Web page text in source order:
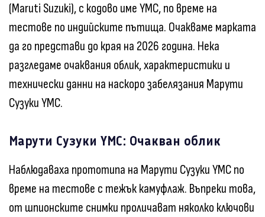
(Maruti Suzuki), с кодово име YMC, по време на
тестове по индийските пътища. Очакваме марката
да го представи до края на 2026 година. Нека
разгледаме очаквания облик, характеристики и
технически данни на наскоро забелязания Марути
Сузуки YMC.
Марути Сузуки YMC: Очакван облик
Наблюдаваха прототипа на Марути Сузуки YMC по
време на тестове с тежък камуфлаж. Въпреки това,
от шпионските снимки проличават няколко ключови